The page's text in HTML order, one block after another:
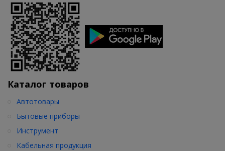
Каталог товаров
Автотовары
Бытовые приборы
Инструмент
Кабельная продукция